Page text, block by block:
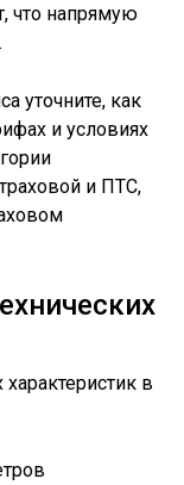
что напрямую
уточните, как
и условиях
и ПТС,